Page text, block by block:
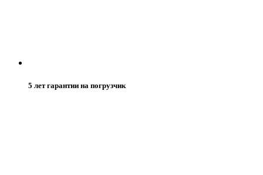
5 лет гарантии на погрузчик